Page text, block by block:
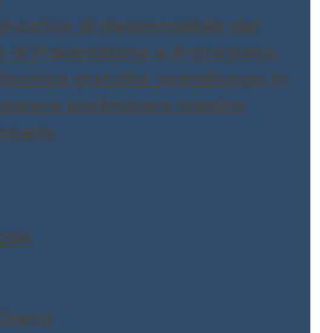
Incarico di Responsabile del
di Prevenzione e Protezione
gratuita: sopralluogo in
preliminare tramite